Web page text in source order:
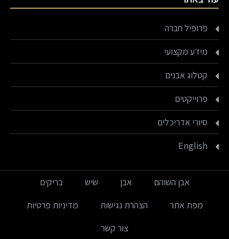
פרופיל חברה
מידע מקצועי
קטלוג אבנים
פרוייקטים
סיורי אדריכלים
English
אבן השוהם אבן שיש
בריקים
מפת אתר
הצהרת נגישות
מדיניות פרטיות
צור קשר